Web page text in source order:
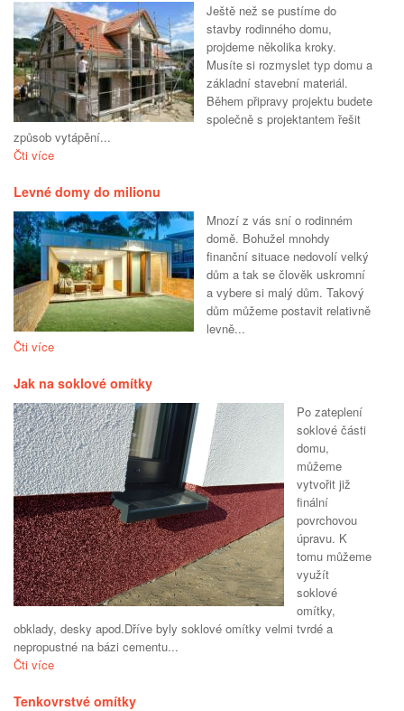
Ještě než se pustíme do
stavby rodinného domu,
projdeme několika kroky.
Musíte si rozmyslet typ domu a
základní stavební materiál.
Během připravy projektu budete
společně s projektantem řešit
způsob vytápění...
Čti více
Levné domy do milionu
Mnozí z vás sní o rodinném
domě. Bohužel mnohdy
finanční situace nedovolí velký
dům a tak se člověk uskromní
a vybere si malý dům. Takový
dům můžeme postavit relativně
levně...
Čti více
Jak na soklové omítky
Po zateplení
soklové části
domu,
můžeme
vytvořit již
finální
povrchovou
úpravu. K
tomu můžeme
využít
soklové
omítky,
obklady, desky apod.Dříve byly soklové omítky velmi tvrdé a
nepropustné na bázi cementu...
Čti více
Tenkovrstvé omítky